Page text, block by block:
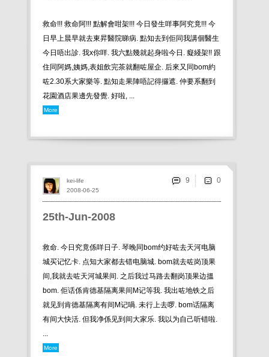
救命!!! 救命阿!!! 點解會咁架!!! 今日發生咩事阿究竟!!! 今
日早上晨早就去東昇醫院睇病. 點知去到佢同我講個醫生
今日唔出診. 我x你咩. 我六點幾就起身啦今日. 癡綫架!! 跟
住同阿媽,姨媽,表姐飲完茶就翻咗屋企. 后來又同bom約
咗2.30系大家樂等. 點知走果陣唔記得攞遮. 仲要系翻到
花園酒店果邊先發覺. 好啦, ...
More
25th-Jun-2008
救命. 今日究竟係咩日子. 琴晚同bom约好咗去天河电脑
城买记忆卡. 点知大家都去错电脑城. bom就去咗岗顶果
间,我就去咗天河城果间. 之后我过马路去翻岗顶果边搵
bom. 佢话係肯德基隔离果间M记等我. 我出咗地铁之后
就见到肯德基隔离有间M记喎. 未行上去啰. bom话隔离
有间大快活. 但我净係见到间大家乐. 我以为自己听错啦.
...
More
2008-06-25
kei-life 9